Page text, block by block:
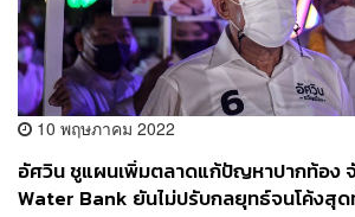
10 พฤษภาคม 2022
อัศวิน ชูแผนเพิ่มตลาดแก้ปัญหาปากท้อง
Water Bank ยันไม่ปรับกลยุทธ์จนโค้งสุด